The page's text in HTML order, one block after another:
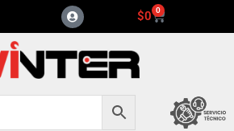
$0 0
Carrito